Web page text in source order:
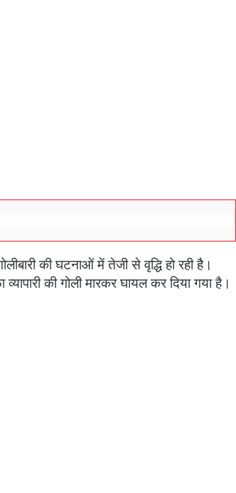
की घटनाओं में तेजी से वृद्धि हो रही है।
व्यापारी की गोली मारकर घायल कर दिया गया है।